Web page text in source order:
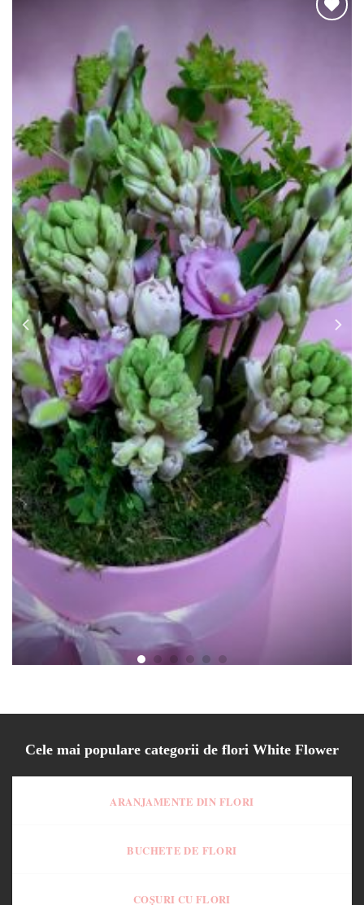
130.00lei
Cele mai populare categorii de flori White Flower
ARANJAMENTE DIN FLORI
BUCHETE DE FLORI
COȘURI CU FLORI